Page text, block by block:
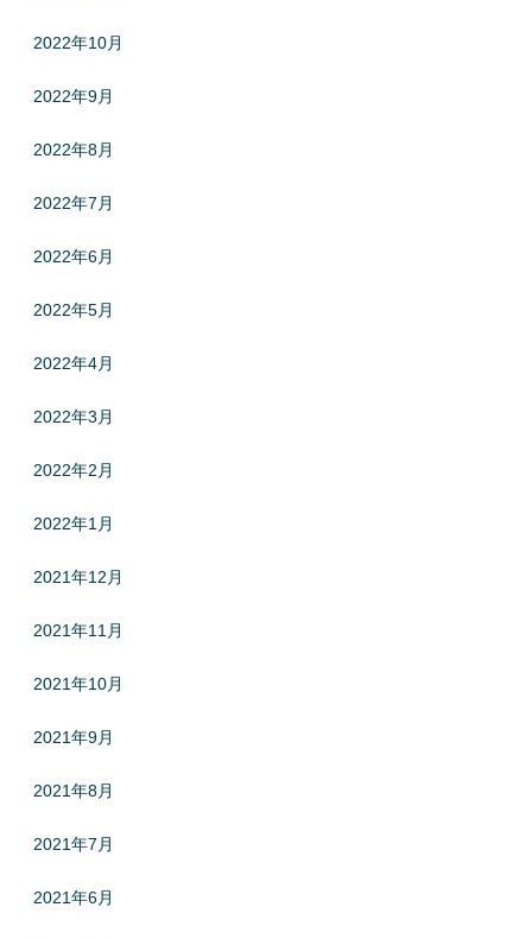
2022年10月
2022年9月
2022年8月
2022年7月
2022年6月
2022年5月
2022年4月
2022年3月
2022年2月
2022年1月
2021年12月
2021年11月
2021年10月
2021年9月
2021年8月
2021年7月
2021年6月